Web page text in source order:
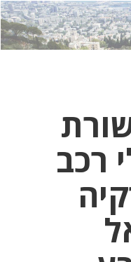
לחץ
כאן
לחץ
כדי
רכב